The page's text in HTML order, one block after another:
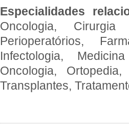
Especialidades
Oncologia,
Perioperatórios,
Infectologia,
Oncologia,
Transplantes,